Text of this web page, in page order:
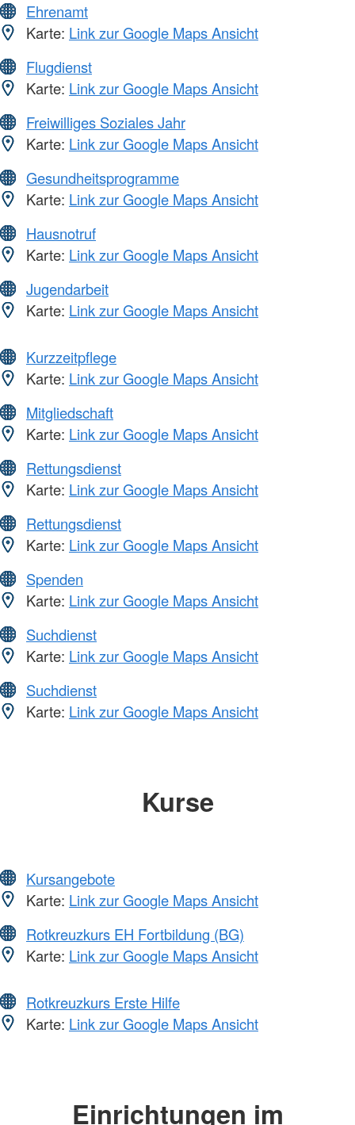
Ehrenamt
Karte: Link zur Google Maps Ansicht
Flugdienst
Karte: Link zur Google Maps Ansicht
Freiwilliges Soziales Jahr
Karte: Link zur Google Maps Ansicht
Gesundheitsprogramme
Karte: Link zur Google Maps Ansicht
Hausnotruf
Karte: Link zur Google Maps Ansicht
Jugendarbeit
Karte: Link zur Google Maps Ansicht
Kurzzeitpflege
Karte: Link zur Google Maps Ansicht
Mitgliedschaft
Karte: Link zur Google Maps Ansicht
Rettungsdienst
Karte: Link zur Google Maps Ansicht
Rettungsdienst
Karte: Link zur Google Maps Ansicht
Spenden
Karte: Link zur Google Maps Ansicht
Suchdienst
Karte: Link zur Google Maps Ansicht
Suchdienst
Karte: Link zur Google Maps Ansicht
Kurse
Kursangebote
Karte: Link zur Google Maps Ansicht
Rotkreuzkurs EH Fortbildung (BG)
Karte: Link zur Google Maps Ansicht
Rotkreuzkurs Erste Hilfe
Karte: Link zur Google Maps Ansicht
Einrichtungen im